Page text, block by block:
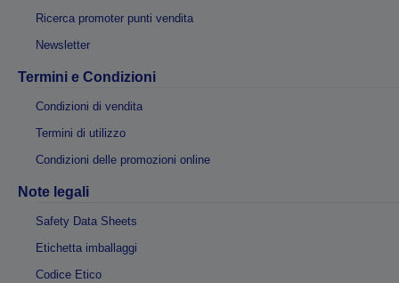
Ricerca promoter punti vendita
Newsletter
Termini e Condizioni
Condizioni di vendita
Termini di utilizzo
Condizioni delle promozioni online
Note legali
Safety Data Sheets
Etichetta imballaggi
Codice Etico